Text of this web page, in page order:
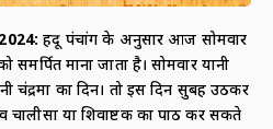
2024: हिंदू पंचांग के अनुसार आज सोमवार
समर्पित माना जाता है। सोमवार यानी
चंद्रमा का दिन। तो इस दिन सुबह उठकर
या शिवाष्टक का पाठ कर सकते